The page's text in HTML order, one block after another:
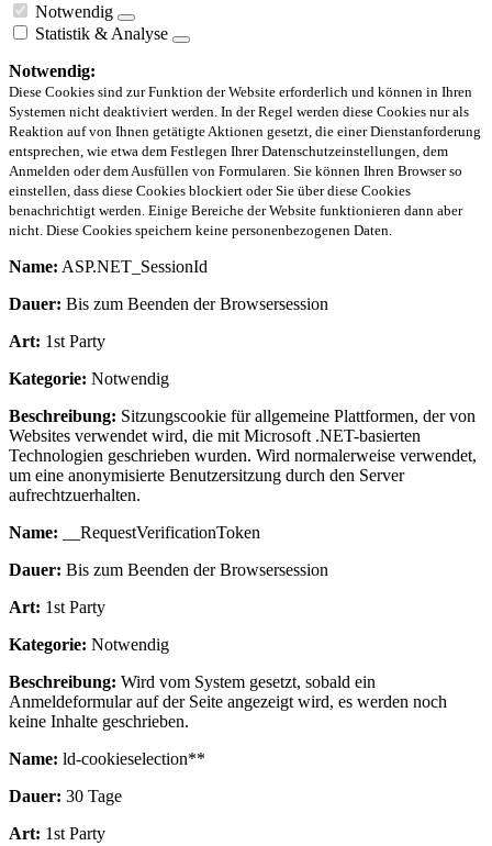
Notwendig
Statistik & Analyse
Notwendig:
Diese Cookies sind zur Funktion der Website erforderlich und können in Ihren
Systemen nicht deaktiviert werden. In der Regel werden diese Cookies nur als
Reaktion auf von Ihnen getätigte Aktionen gesetzt, die einer Dienstanforderung
entsprechen, wie etwa dem Festlegen Ihrer Datenschutzeinstellungen, dem
Anmelden oder dem Ausfüllen von Formularen. Sie können Ihren Browser so
einstellen, dass diese Cookies blockiert oder Sie über diese Cookies
benachrichtigt werden. Einige Bereiche der Website funktionieren dann aber
nicht. Diese Cookies speichern keine personenbezogenen Daten.
Name: ASP.NET_SessionId
Dauer: Bis zum Beenden der Browsersession
Art: 1st Party
Kategorie: Notwendig
Beschreibung: Sitzungscookie für allgemeine Plattformen, der von
Websites verwendet wird, die mit Microsoft .NET-basierten
Technologien geschrieben wurden. Wird normalerweise verwendet,
um eine anonymisierte Benutzersitzung durch den Server
aufrechtzuerhalten.
Name: __RequestVerificationToken
Dauer: Bis zum Beenden der Browsersession
Art: 1st Party
Kategorie: Notwendig
Beschreibung: Wird vom System gesetzt, sobald ein
Anmeldeformular auf der Seite angezeigt wird, es werden noch
keine Inhalte geschrieben.
Name: ld-cookieselection**
Dauer: 30 Tage
Art: 1st Party